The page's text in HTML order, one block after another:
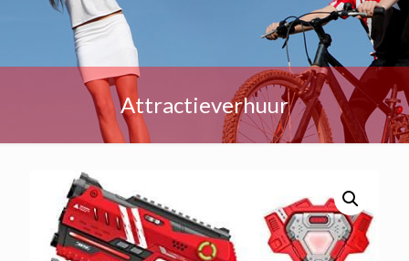
Attractieverhuur